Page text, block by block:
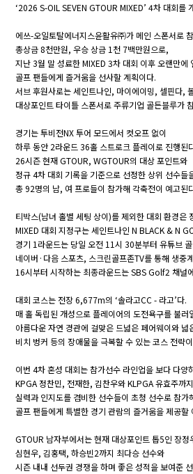
‘2026 S-OIL SEVEN GTOUR MIXED’ 4차 대회를
에쓰-오일토탈에너지스윤활유㈜가 메인 스폰서로
총상금 8천만원, 우승 상금 1천 7백만원으로,
지난 3월 말 성료한 MIXED 3차 대회 이후 오랜만에
골프 팬들에게 즐거움을 선사할 계획이다.
서브 후원사로는 세인트나인, 마이에이밍, 셀핀다,
대상포인트 타이틀 스폰서로 주류기업 골든블루가
경기는 투비전NX 투어 모드에서 컷오프 없이
하루 동안 2라운드 36홀 스트로크 플레이로 진행된
26시즌 현재 GTOUR, WGTOUR의 대상 포인트와
정규 4차 대회 기록을 기준으로 선정한 상위 선수들
총 92명의 남, 여 프로들이 참가해 각축전이 예고된
티박스(남녀 홀별 세팅 상이)를 제외한 대회 환경은
MIXED 대회 지정구는 세인트나인 N BLACK & N
경기 1라운드는 당일 오전 11시 30분부터 유튜브
네이버·다음 스포츠, 스크린골프존TV를 통해 생중
16시부터 시작하는 최종라운드는 SBS Golf2 채널
대회 코스는 전장 6,677m의 ‘솔라고CC - 라고’다.
매 홀 독립된 개성으로 플레이어의 도전욕구를 불러
아름다운 자연 경관에 걸맞은 드넓은 페어웨이와 넓
비치 벙커 등의 장애물을 극복할 수 있는 코스 전략
이번 4차 혼성 대회는 참가선수 라인업을 보다 다양
KPGA 정찬민, 전재한, 김찬우와 KLPGA 유효주까
실력과 인지도를 겸비한 선수들이 초청 선수로 참가
골프 팬들에게 특별한 경기 관람의 즐거움을 제공할
GTOUR 남자부에서는 현재 대상포인트 톱5인 장정
심현우, 김홍택, 하승빈2까지 최다승 선수와
시즌 내내 선두권 경쟁을 하며 좋은 성적을 보여준